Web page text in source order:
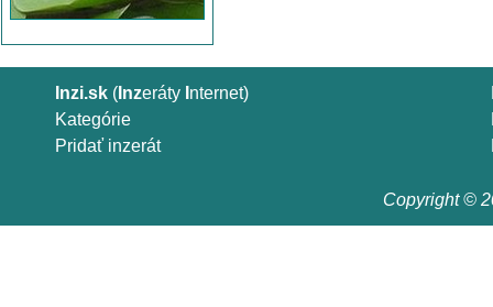
Inzi.sk ( Inzeráty nternet)
Kategórie
Pridať inzerát
Copyright ©